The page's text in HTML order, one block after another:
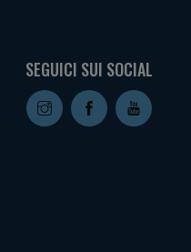
SEGUICI SUI SOCIAL